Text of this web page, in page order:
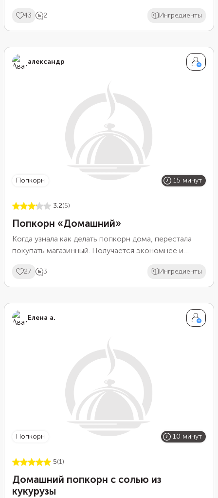
43 2 Ингредиенты
александр
попкорн 15 минут
3.2(5)
Попкорн «Домашний»
Когда узнала как делать попкорн дома, перестала
покупать магазинный. Получается экономнее и
27 3 Ингредиенты
Елена а.
попкорн 10 минут
5(1)
Домашний попкорн с солью из
кукурузы